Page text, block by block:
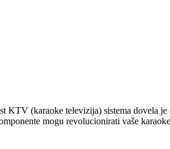
KTV (karaoke televizija) sistema dovela je
mogu revolucionirati vaše